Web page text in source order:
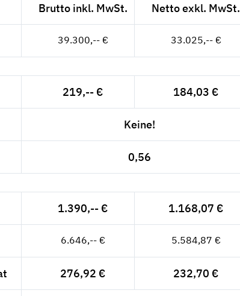
Brutto inkl. MwSt. Netto exkl. MwSt.
39.300,-- € 33.025,-- €
219,-- € 184,03 €
Keine!
0,56
1.390,-- € 1.168,07 €
6.646,-- € 5.584,87 €
276,92 € 232,70 €